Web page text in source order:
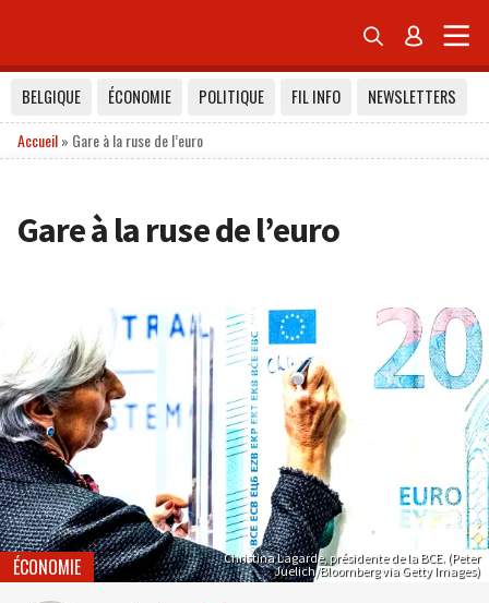
 
BELGIQUE ÉCONOMIE POLITIQUE FIL INFO
NEWSLETTERS
Accueil» Gare à la ruse de l’euro
Gare à la ruse de l’euro
Christina Lagarde, présidente de la BCE. (Peter
Juelich/Bloomberg via Getty Images)
ÉCONOMIE